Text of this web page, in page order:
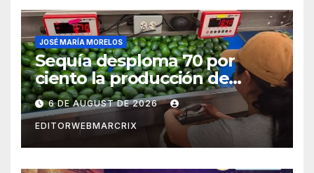
JOSÉ MARÍA MORELOS
Sequía desploma 70 por
ciento la producción de
aguacate en Candelaria
6 DE AUGUST DE 2026
EDITORWEBMARCRIX